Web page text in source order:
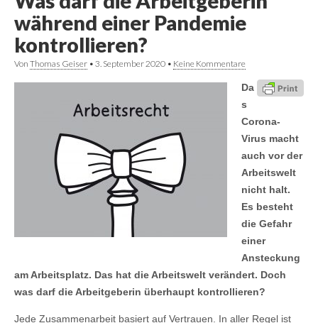
während einer Pandemie
kontrollieren?
Von Thomas Geiser • 3. September 2020 • Keine Kommentare
Da
s
Corona-
Virus macht
auch vor der
Arbeitswelt
nicht halt.
Es besteht
die Gefahr
einer
Ansteckung
am Arbeitsplatz. Das hat die Arbeitswelt verändert. Doch
was darf die Arbeitgeberin überhaupt kontrollieren?
Jede Zusammenarbeit basiert auf Vertrauen. In aller Regel ist